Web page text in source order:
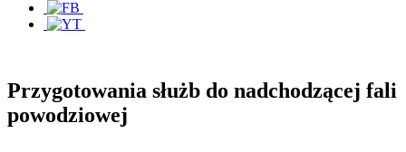
Przygotowania służb do nadchodzącej fali
powodziowej